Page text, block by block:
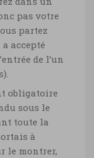
pas votre
partez
accepté
de l’un
obligatoire
sous le
toute la
à
le montrer,